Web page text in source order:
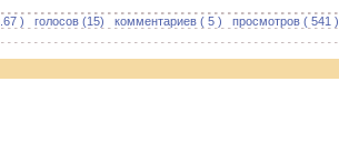
) голосов (15) комментариев ( 5 ) просмотров ( 541 )